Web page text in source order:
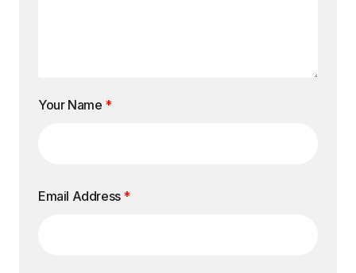
Your Name *
Email Address *